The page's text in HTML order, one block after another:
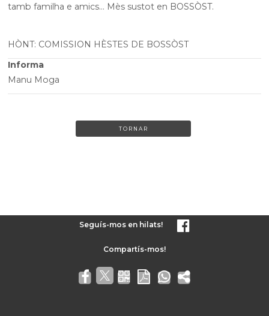
tamb familha e amics… Mès sustot en BOSSÒST.
HÒNT: COMISSION HÈSTES DE BOSSÒST
Informa
Manu Moga
TORNAR
Seguís-mos en hilats!